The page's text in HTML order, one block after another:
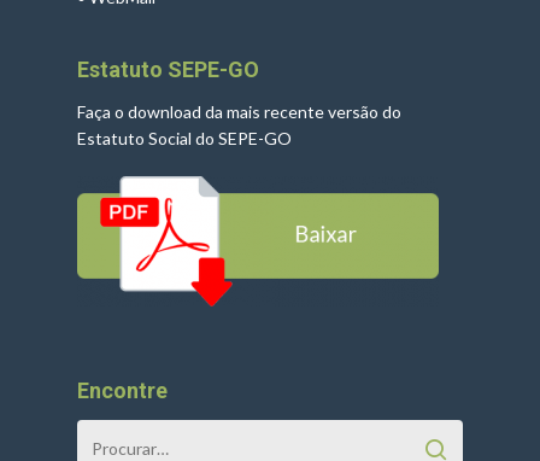
Estatuto SEPE-GO
Faça o download da mais recente versão do
Estatuto Social do SEPE-GO
Encontre